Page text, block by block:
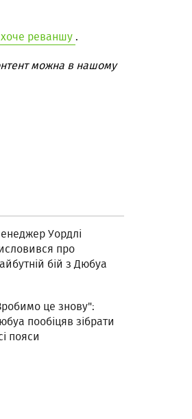
реваншу .
можна в нашому
Уордлі
про
бій з Дюбуа
це знову":
пообіцяв зібрати
пояси